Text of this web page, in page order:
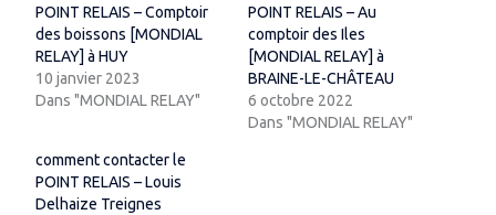
POINT RELAIS – Comptoir
des boissons [MONDIAL
RELAY] à HUY
10 janvier 2023
Dans "MONDIAL RELAY"
POINT RELAIS – Au
comptoir des Iles
[MONDIAL RELAY] à
BRAINE-LE-CHÂTEAU
6 octobre 2022
Dans "MONDIAL RELAY"
comment contacter le
POINT RELAIS – Louis
Delhaize Treignes